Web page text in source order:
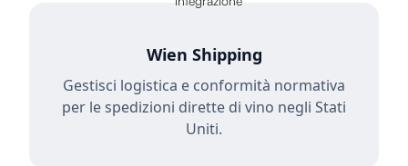
Wien Shipping
Gestisci logistica e conformità normativa
per le spedizioni dirette di vino negli Stati
Uniti.